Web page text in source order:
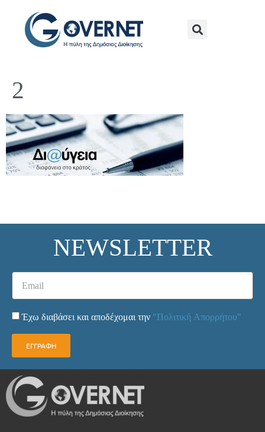
2
NEWSLETTER
Έχω διαβάσει και αποδέχομαι την "Πολιτική Απορρήτου"
ΕΓΓΡΑΦΗ